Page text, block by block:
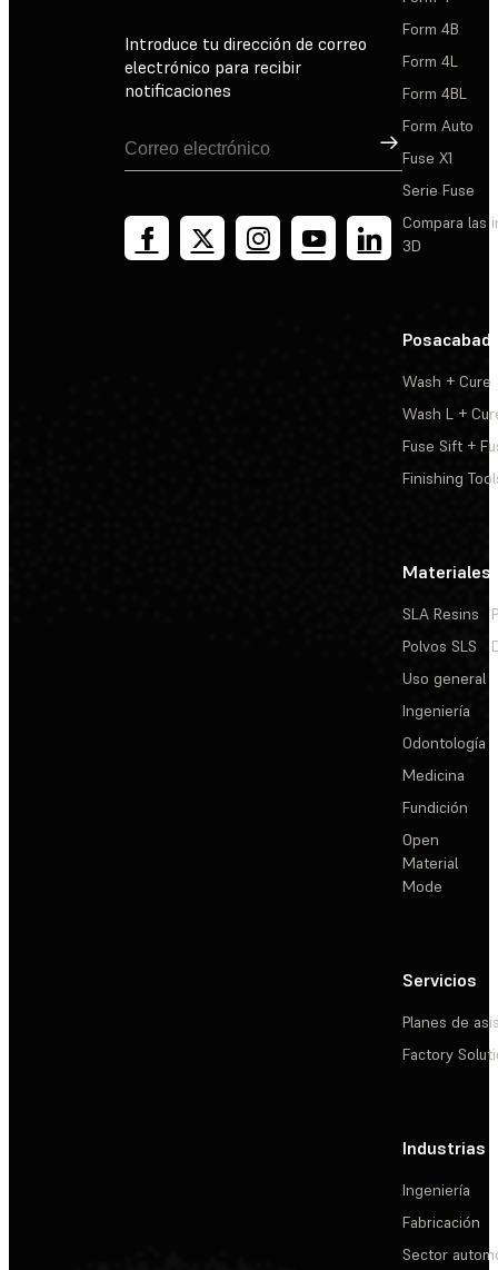
Introduce tu dirección de correo
electrónico para recibir
notificaciones
Suscribirse
Form 4B
Form 4L
Form 4BL
Form Auto
Fuse X1
Serie Fuse
Compara las
3D
Wash + Cure
Wash L +
Fuse Sift +
Finishing
Materiales
SLA Resins
Polvos SLS
Uso general
Ingeniería
Odontología
Medicina
Fundición
Open
Material
Mode
Servicios
Planes de
Factory
Industrias
Ingeniería
Fabricación
Sector